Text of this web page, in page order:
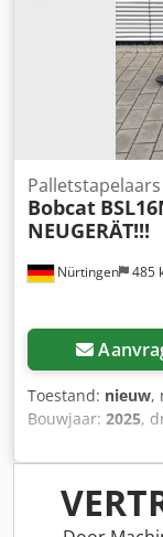
Nürtingen 485
Palletstapelaars
Bobcat
NEUGERÄT!!!
Toestand: nieuw,
Bouwjaar: 2025,
600 mm,
bouwhoogte:
1.150 mm ,